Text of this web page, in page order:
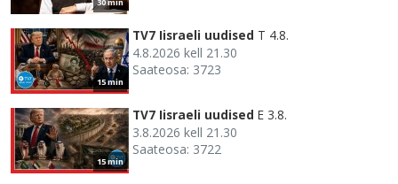
15 min
TV7 Iisraeli uudised T 4.8.
4.8.2026 kell 21.30
Saateosa: 3723
15 min
TV7 Iisraeli uudised E 3.8.
3.8.2026 kell 21.30
Saateosa: 3722